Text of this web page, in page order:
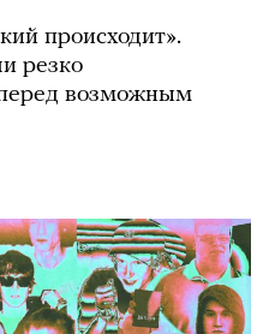
происходит».
резко
возможным